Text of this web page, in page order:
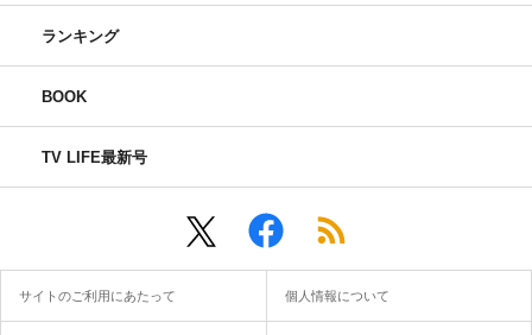
ランキング
BOOK
TV LIFE最新号
サイトのご利用にあたって 個人情報について